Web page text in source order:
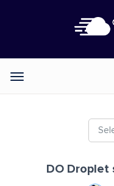
Categories
DO Droplet